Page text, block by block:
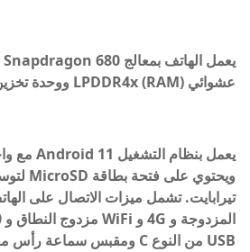
عشوائي (RAM) LPDDR4x ووحدة تخزين داخلية UFS 2.2.
USB من النوع C ومقبس سماعة رأس مقاس 3.5 ملم.